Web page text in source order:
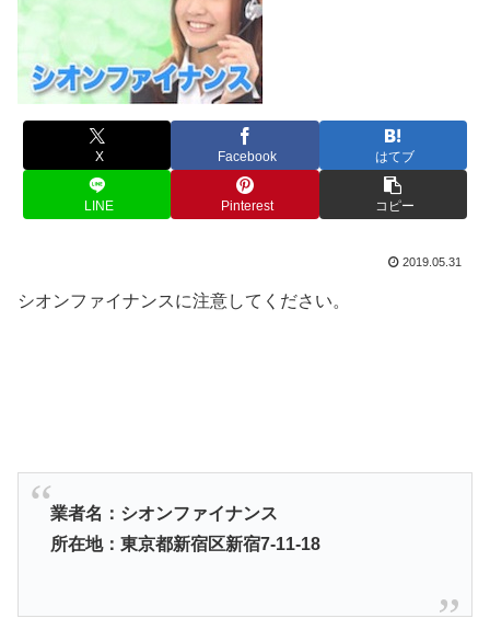
X Facebook はてブ
LINE Pinterest コピー
2019.05.31
シオンファイナンスに注意してください。
業者名：シオンファイナンス
所在地：東京都新宿区新宿7-11-18